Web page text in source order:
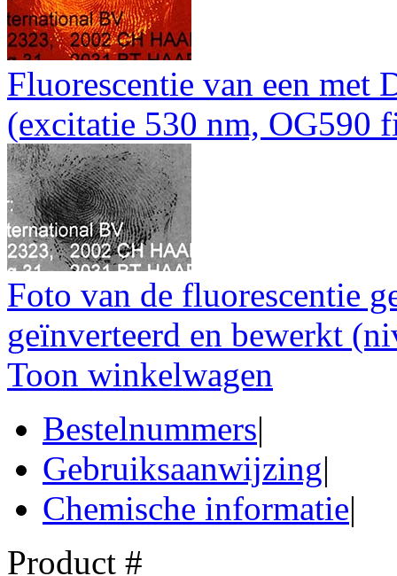
Fluorescentie van een
(excitatie 530 nm, OG590
Foto van de fluorescentie
geïnverteerd en bewerkt
Toon winkelwagen
Bestelnummers|
Gebruiksaanwijzing|
Chemische informatie|
Product #